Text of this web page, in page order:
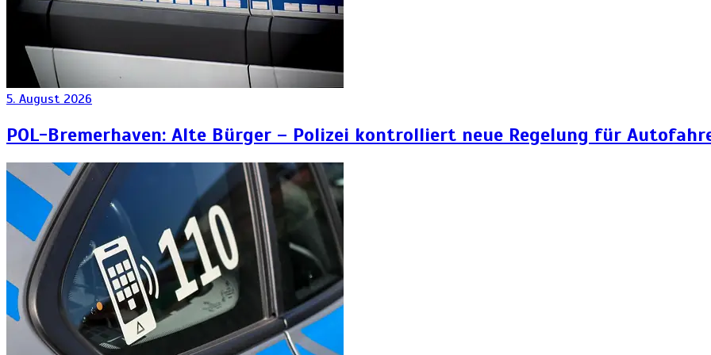
5. August 2026
POL-Bremerhaven: Alte Bürger – Polizei kontrolliert neue Regelung für